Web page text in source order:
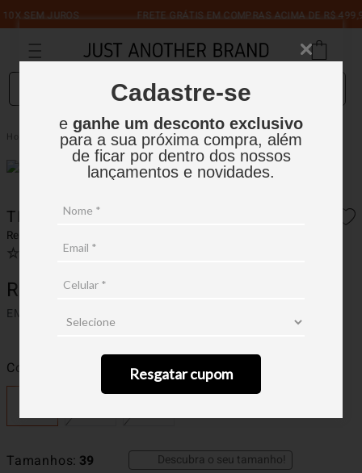
Cadastre-se
e ganhe um desconto exclusivo
para a sua próxima compra, além
de ficar por dentro dos nossos
lançamentos e novidades.
Resgatar cupom
SEM JUROS FRETE GRÁTIS EM COMPRAS ACIMA DE R$
O que você está procurando?
Tênis | JAB Tênis New Balance CT500
TÊNIS NEW BALANCE CT500
Ref.:
☆ ☆(0)
R$ 749,90
EM ATÉ
Tamanhos 39 Descubra o seu tamanho!
Cor